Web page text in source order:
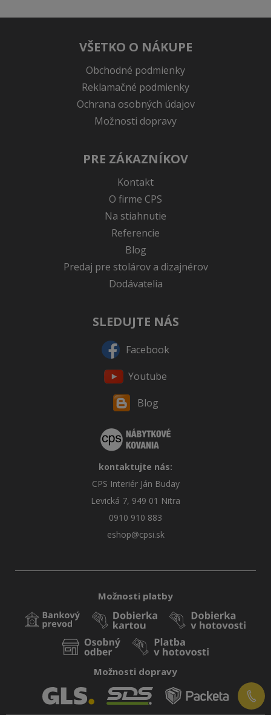
VŠETKO O NÁKUPE
Obchodné podmienky
Reklamačné podmienky
Ochrana osobných údajov
Možnosti dopravy
PRE ZÁKAZNÍKOV
Kontakt
O firme CPS
Na stiahnutie
Referencie
Blog
Predaj pre stolárov a dizajnérov
Dodávatelia
SLEDUJTE NÁS
Facebook
Youtube
Blog
kontaktujte nás:
CPS Interiér Ján Buday
Levická 7, 949 01 Nitra
0910 910 883
eshop@cpsi.sk
Možnosti platby
Možnosti dopravy